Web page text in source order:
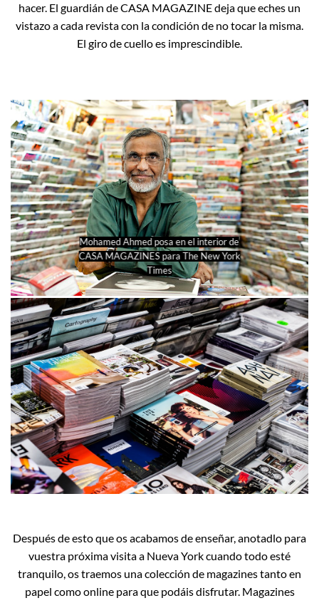
hacer. El guardián de CASA MAGAZINE deja que eches un
vistazo a cada revista con la condición de no tocar la misma.
El giro de cuello es imprescindible.
Mohamed Ahmed posa en el interior de
CASA MAGAZINES para The New York
Times
Después de esto que os acabamos de enseñar, anotadlo para
vuestra próxima visita a Nueva York cuando todo esté
tranquilo, os traemos una colección de magazines tanto en
papel como online para que podáis disfrutar. Magazines